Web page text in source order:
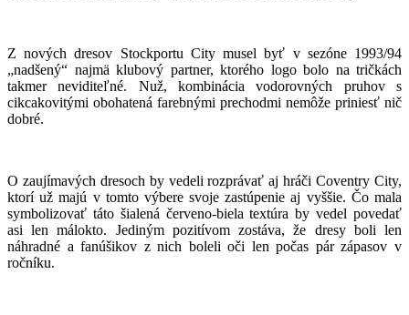
Z nových dresov Stockportu City musel byť v sezóne 1993/94
„nadšený“ najmä klubový partner, ktorého logo bolo na tričkách
takmer neviditeľné. Nuž, kombinácia vodorovných pruhov s
cikcakovitými obohatená farebnými prechodmi nemôže priniesť nič
dobré.
O zaujímavých dresoch by vedeli rozprávať aj hráči Coventry City,
ktorí už majú v tomto výbere svoje zastúpenie aj vyššie. Čo mala
symbolizovať táto šialená červeno-biela textúra by vedel povedať
asi len málokto. Jediným pozitívom zostáva, že dresy boli len
náhradné a fanúšikov z nich boleli oči len počas pár zápasov v
ročníku.